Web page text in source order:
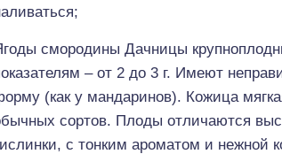
смородины Дачницы
– от 2 до 3 г. Имеют
(как у мандаринов). Кожица
сортов. Плоды отличаются
с тонким ароматом и нежной